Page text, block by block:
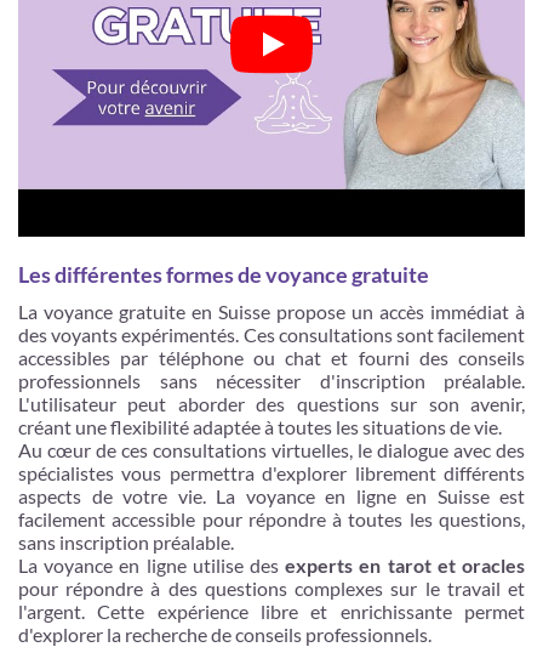
Les différentes formes de voyance gratuite
La voyance gratuite en Suisse propose un accès immédiat à
des voyants expérimentés. Ces consultations sont facilement
accessibles par téléphone ou chat et fourni des conseils
professionnels sans nécessiter d'inscription préalable.
L'utilisateur peut aborder des questions sur son avenir,
créant une flexibilité adaptée à toutes les situations de vie.
Au cœur de ces consultations virtuelles, le dialogue avec des
spécialistes vous permettra d'explorer librement différents
aspects de votre vie. La voyance en ligne en Suisse est
facilement accessible pour répondre à toutes les questions,
sans inscription préalable.
La voyance en ligne utilise des experts en tarot et oracles
pour répondre à des questions complexes sur le travail et
l'argent. Cette expérience libre et enrichissante permet
d'explorer la recherche de conseils professionnels.